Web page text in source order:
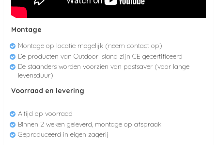
Montage
Montage op locatie mogelijk (neem contact op)
De producten van Outdoor Island zijn CE gecertificeerd
De staanders worden voorzien van postsaver (voor lange
levensduur)
Voorraad en levering
Altijd op voorraad
Binnen 2 weken geleverd, montage op afspraak
Geproduceerd in eigen zagerij